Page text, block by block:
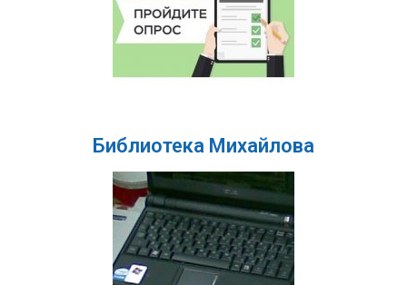
Библиотека Михайлова